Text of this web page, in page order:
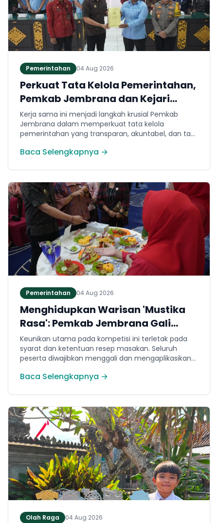
Pemerintahan 04 Aug 2026
Perkuat Tata Kelola Pemerintahan,
Pemkab Jembrana dan Kejari
Jembrana Sepakati Kerja Sama
Hukum Datun
Kerja sama ini menjadi langkah krusial Pemkab
Jembrana dalam memperkuat tata kelola
pemerintahan yang transparan, akuntabel, dan taat
mencakup tiga domain utama, yakni pemberian
tindakan hukum lainnya.
Baca Selengkapnya →
Pemerintahan 04 Aug 2026
Menghidupkan Warisan 'Mustika
Rasa': Pemkab Jembrana Gali
Keteladanan Bung Karno Lewat
Lomba Cipta Menu Kuliner
Keunikan utama pada kompetisi ini terletak pada
syarat dan ketentuan resep masakan. Seluruh
peserta diwajibkan menggali dan mengaplikasikan
Mustika Rasa—buku kumpulan resep Nusantara
Indonesia, Ir. Soekarno. Melalui panduan resep
historis tersebut, para peserta berhasil
menghidangkan berbagai kreasi olahan pangan
lokal yang tidak hanya lezat tetapi juga bergizi,
beragam, aman dan seimbang.
Baca Selengkapnya →
Olah Raga 04 Aug 2026